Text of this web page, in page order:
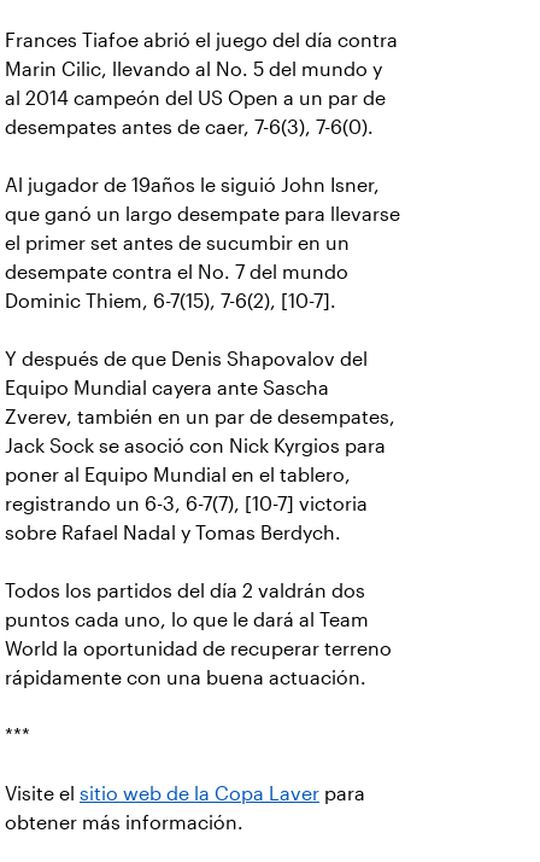
Frances Tiafoe abrió el juego del día contra
Marin Cilic, llevando al No. 5 del mundo y
al 2014 campeón del US Open a un par de
desempates antes de caer, 7-6(3), 7-6(0).
Al jugador de 19años le siguió John Isner,
que ganó un largo desempate para llevarse
el primer set antes de sucumbir en un
desempate contra el No. 7 del mundo
Dominic Thiem, 6-7(15), 7-6(2), [10-7].
Y después de que Denis Shapovalov del
Equipo Mundial cayera ante Sascha
Zverev, también en un par de desempates,
Jack Sock se asoció con Nick Kyrgios para
poner al Equipo Mundial en el tablero,
registrando un 6-3, 6-7(7), [10-7] victoria
sobre Rafael Nadal y Tomas Berdych.
Todos los partidos del día 2 valdrán dos
puntos cada uno, lo que le dará al Team
World la oportunidad de recuperar terreno
rápidamente con una buena actuación.
***
Visite el sitio web de la Copa Laver para
obtener más información.